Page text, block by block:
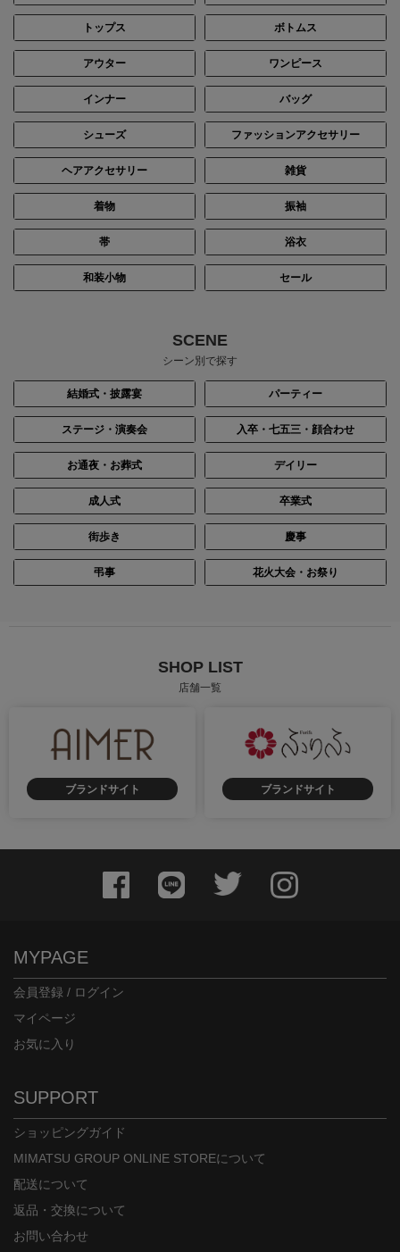
トップス ボトムス
アウター ワンピース
インナー バッグ
シューズ ファッションアクセサリー
ヘアアクセサリー 雑貨
着物 振袖
帯 浴衣
和装小物 セール
SCENE
シーン別で探す
結婚式・披露宴 パーティー
ステージ・演奏会 入卒・七五三・顔合わせ
お通夜・お葬式 デイリー
成人式 卒業式
街歩き 慶事
弔事 花火大会・お祭り
SHOP LIST
店舗一覧
ブランドサイト ブランドサイト
MYPAGE
会員登録 / ログイン
マイページ
お気に入り
SUPPORT
ショッピングガイド
MIMATSU GROUP ONLINE STOREについて
配送について
返品・交換について
お問い合わせ